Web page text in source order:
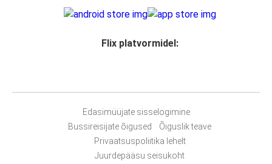
Flix platvormidel:
Edasimüüjate sisselogimine
Bussireisijate õigused
Õiguslik teave
Privaatsuspoliitika lehelt
Juurdepääsu seisukoht